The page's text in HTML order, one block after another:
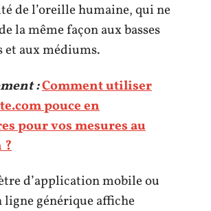
de l’oreille humaine, qui ne
la même façon aux basses
et aux médiums.
:Comment utiliser
pouce en
pour vos mesures au
?
d’application mobile ou
générique affiche